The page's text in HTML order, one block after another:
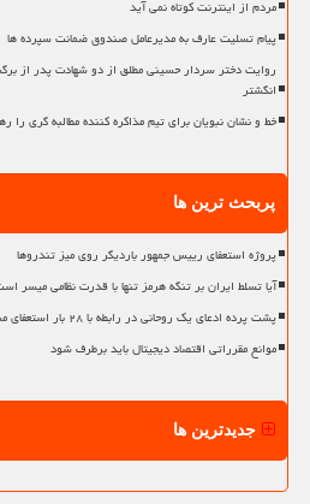
مردم از اینترنت کوتاه نمی آید
پیام تسلیت عارف به مدیرعامل صندوق ضمانت سپرده ها
روایت دختر سردار حسینی مطلق از دو شهادت پدر از
انگشتر
خط و نشان نبویان برای تیم مذاکره کننده مطالبه گری را
پربحث ترین ها
پروژه استعفای رییس جمهور باردیگر روی میز تندروها
آیا تسلط ایران بر تنگه هرمز تنها با قدرت نظامی میسر
پشت پرده ادعای یک روحانی در رابطه با ۲۸ بار استعفای مسعود پزشکیان
موانع مقرراتی اقتصاد دیجیتال باید برطرف شود
جدیدترین ها